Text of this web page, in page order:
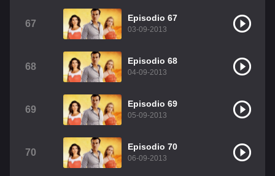
67
Episodio 67
03-09-2013
68
Episodio 68
04-09-2013
69
Episodio 69
05-09-2013
70
Episodio 70
06-09-2013